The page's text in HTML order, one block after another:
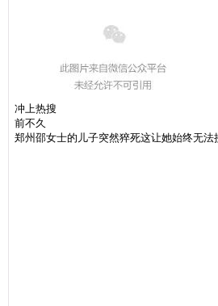
冲上热搜
前不久
郑州邵女士的儿子突然猝死这让她始终无